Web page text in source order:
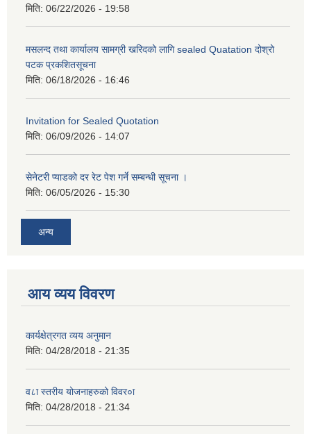
मिति: 06/22/2026 - 19:58
मसलन्द तथा कार्यालय सामग्री खरिदको लागि sealed Quatation दोश्रो
पटक प्रकशितसूचना
मिति: 06/18/2026 - 16:46
Invitation for Sealed Quotation
मिति: 06/09/2026 - 14:07
सेनेटरी प्याडको दर रेट पेश गर्ने सम्बन्धी सूचना ।
मिति: 06/05/2026 - 15:30
अन्य
आय व्यय विवरण
कार्यक्षेत्रगत व्यय अनुमान
मिति: 04/28/2018 - 21:35
व८ा स्तरीय योजनाहरुको विवर०ा
मिति: 04/28/2018 - 21:34